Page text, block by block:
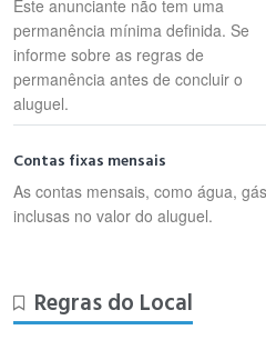
Este anunciante não tem uma
permanência mínima definida. Se
informe sobre as regras de
permanência antes de concluir o
aluguel.
Contas fixas mensais
As contas mensais, como água,
inclusas no valor do aluguel.
Regras do Local